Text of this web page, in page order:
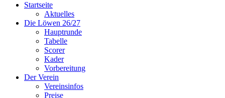
Startseite
Aktuelles
Die Löwen 26/27
Hauptrunde
Tabelle
Scorer
Kader
Vorbereitung
Der Verein
Vereinsinfos
Preise